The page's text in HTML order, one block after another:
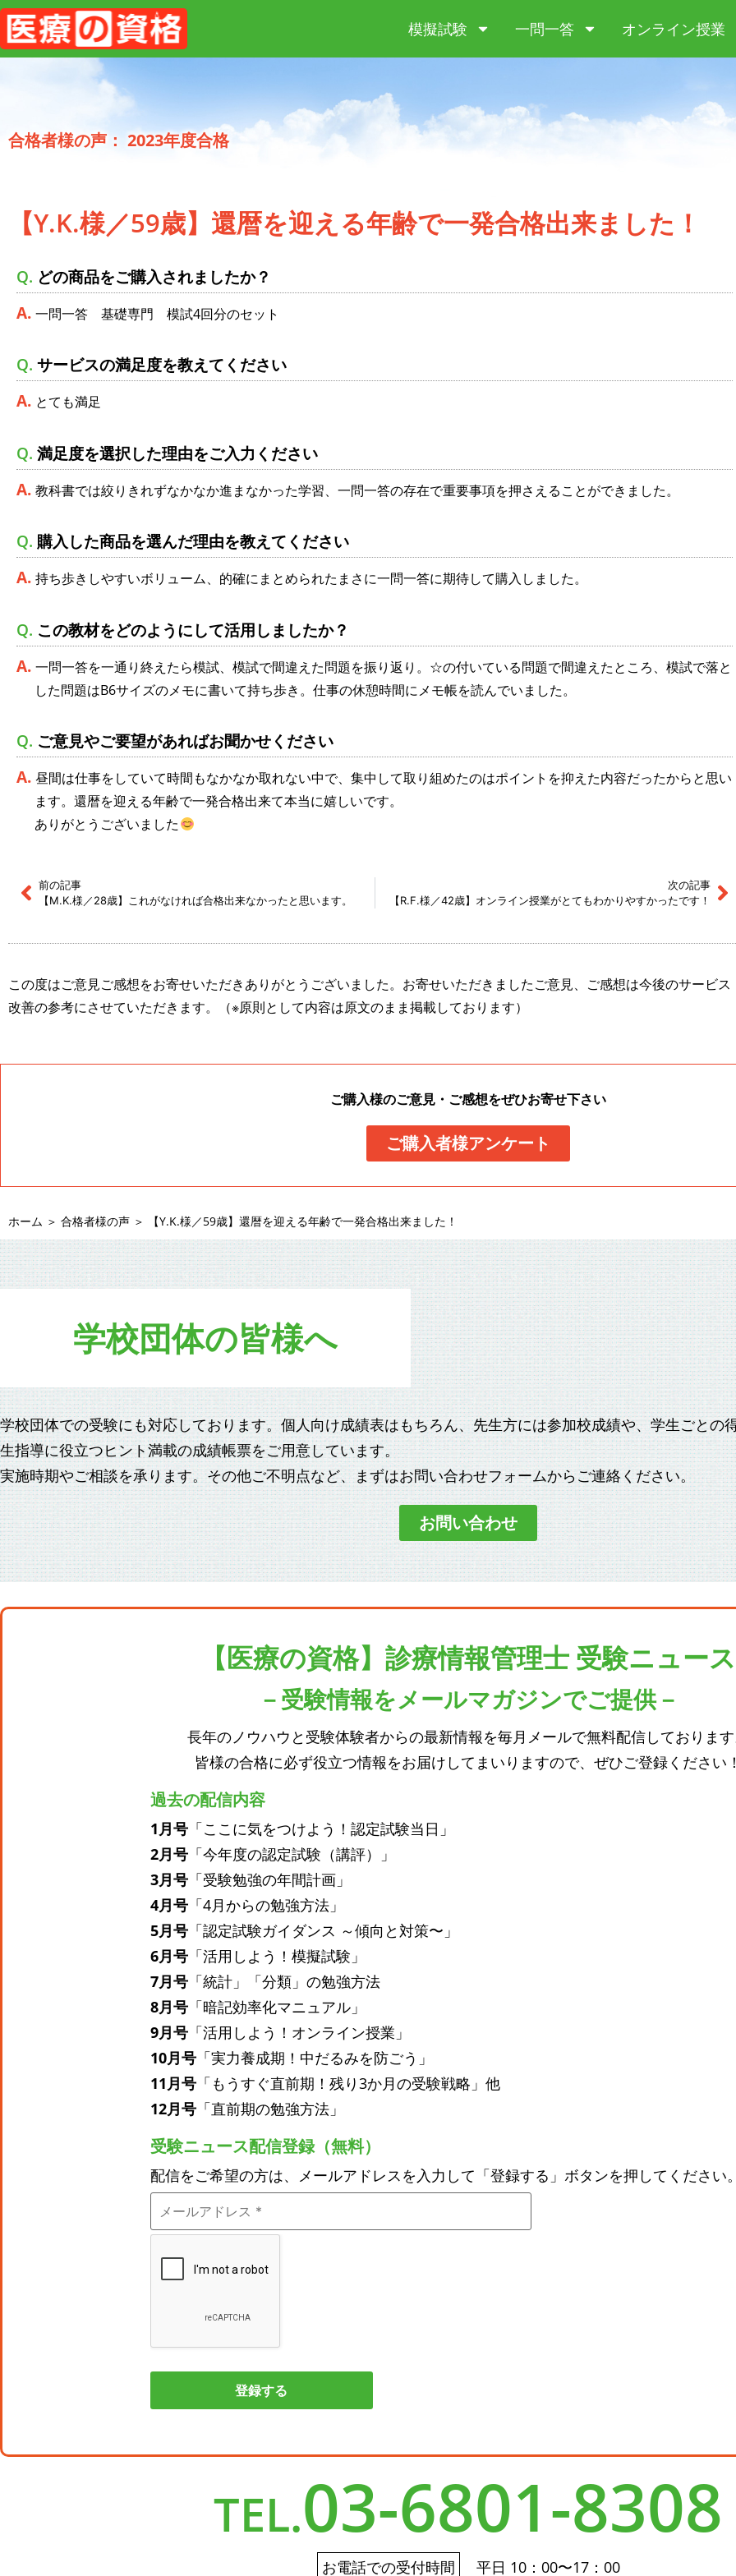
模擬試験 一問一答 オンライン授業
2023年度合格
【Y.K.様／59歳】還暦を迎える年齢で一発合格出来ました！
どの商品をご購入されましたか？
一問一答 基礎専門 模試4回分のセット
サービスの満足度を教えてください
とても満足
満足度を選択した理由をご入力ください
教科書では絞りきれずなかなか進まなかった学習、一問一答の存在で重要事項を押さえることができました。
購入した商品を選んだ理由を教えてください
持ち歩きしやすいボリューム、的確にまとめられたまさに一問一答に期待して購入しました。
この教材をどのようにして活用しましたか？
一問一答を一通り終えたら模試、模試で間違えた問題を振り返り。☆の付いている問題で間違えたところ、模試で落と
した問題はB6サイズのメモに書いて持ち歩き。仕事の休憩時間にメモ帳を読んでいました。
ご意見やご要望があればお聞かせください
昼間は仕事をしていて時間もなかなか取れない中で、集中して取り組めたのはポイントを抑えた内容だったからと思い
ます。還暦を迎える年齢で一発合格出来て本当に嬉しいです。
ありがとうございました
前の記事
【M.K.様／28歳】これがなければ合格出来なかったと思います。
次の記事
【R.F.様／42歳】オンライン授業がとてもわかりやすかったです！
この度はご意見ご感想をお寄せいただきありがとうございました。お寄せいただきましたご意見、ご感想は今後のサービス
改善の参考にさせていただきます。（※原則として内容は原文のまま掲載しております）
ご購入様のご意見・ご感想をぜひお寄せ下さい
ご購入者様アンケート
ホーム ＞ 合格者様の声 ＞ 【Y.K.様／59歳】還暦を迎える年齢で一発合格出来ました！
学校団体の皆様へ
学校団体での受験にも対応しております。個人向け成績表はもちろん、先生方には参加校成績や、学生ごとの
生指導に役立つヒント満載の成績帳票をご用意しています。
実施時期やご相談を承ります。その他ご不明点など、まずはお問い合わせフォームからご連絡ください。
お問い合わせ
【医療の資格】診療情報管理士 受験ニュース
－受験情報をメールマガジンでご提供－
長年のノウハウと受験体験者からの最新情報を毎月メールで無料配信しておりま
皆様の合格に必ず役立つ情報をお届けしてまいりますので、ぜひご登録ください
過去の配信内容
1月号 「ここに気をつけよう！認定試験当日」
2月号 「今年度の認定試験（講評）」
3月号 「受験勉強の年間計画」
4月号 「4月からの勉強方法」
5月号 「認定試験ガイダンス ～傾向と対策〜」
6月号 「活用しよう！模擬試験」
7月号 「統計」「分類」の勉強方法
8月号 「暗記効率化マニュアル」
9月号 「活用しよう！オンライン授業」
10月号 「実力養成期！中だるみを防ごう」
11月号 「もうすぐ直前期！残り3か月の受験戦略」他
12月号 「直前期の勉強方法」
受験ニュース配信登録（無料）
配信をご希望の方は、メールアドレスを入力して「登録する」ボタンを押してください
TEL.03-6801-8308
お電話での受付時間 平日 10：00〜17：00